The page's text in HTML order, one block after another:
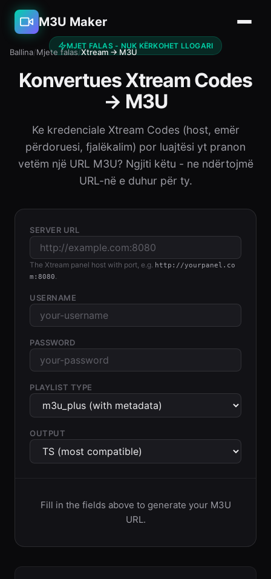
M3U Maker
Ballina/Mjete falas/Xtream → M3U
MJET FALAS - NUK KËRKOHET LLOGARI
Konvertues Xtream Codes
→ M3U
Ke kredenciale Xtream Codes (host, emër
përdoruesi, fjalëkalim) por luajtësi yt pranon
vetëm një URL M3U? Ngjiti këtu - ne ndërtojmë
URL-në e duhur për ty.
SERVER URL
The Xtream panel host with port, e.g. http://yourpanel.co
m:8080.
USERNAME
PASSWORD
PLAYLIST TYPE
OUTPUT
Fill in the fields above to generate your M3U
URL.